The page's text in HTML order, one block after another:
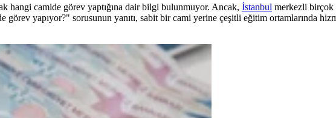
hangi camide görev yaptığına dair bilgi bulunmuyor. Ancak, İstanbul merkezli birçok
yapıyor?" sorusunun yanıtı, sabit bir cami yerine çeşitli eğitim ortamlarında